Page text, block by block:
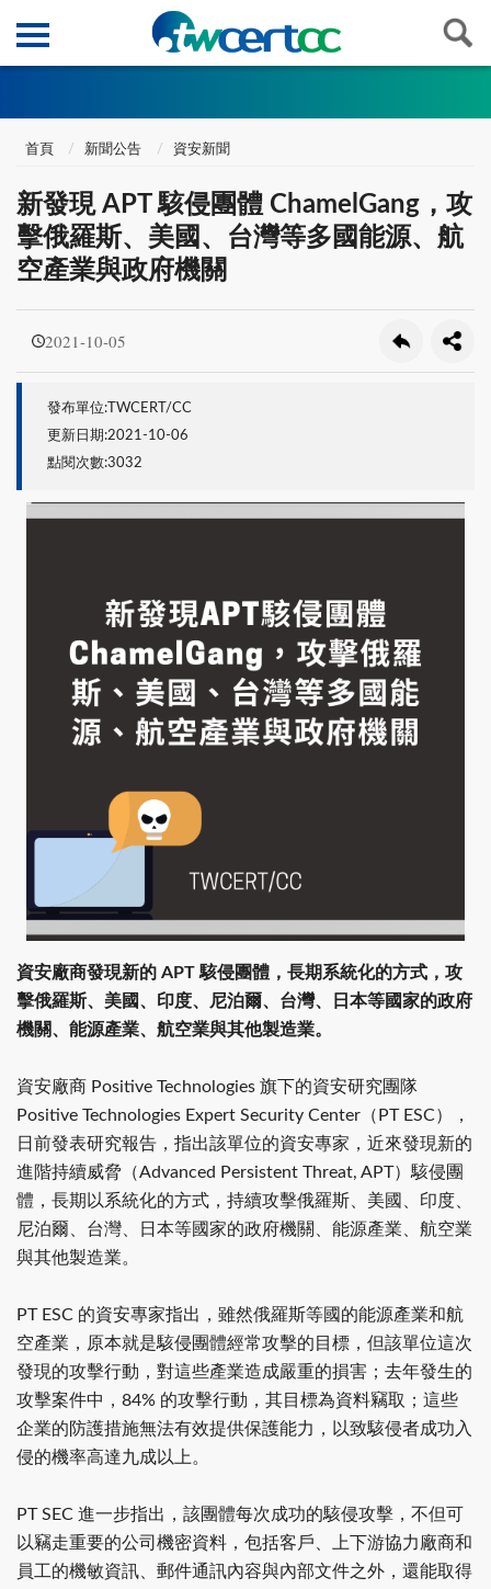
首頁 新聞公告 資安新聞
新發現 APT 駭侵團體 ChamelGang，攻
擊俄羅斯、美國、台灣等多國能源、航
空產業與政府機關
2021-10-05
發布單位:TWCERT/CC
更新日期:2021-10-06
點閱次數:3032
資安廠商發現新的 APT 駭侵團體，長期系統化的方式，攻
擊俄羅斯、美國、印度、尼泊爾、台灣、日本等國家的政府
機關、能源產業、航空業與其他製造業。
資安廠商 Positive Technologies 旗下的資安研究團隊
Positive Technologies Expert Security Center（PT ESC），
日前發表研究報告，指出該單位的資安專家，近來發現新的
進階持續威脅（Advanced Persistent Threat, APT）駭侵團
體，長期以系統化的方式，持續攻擊俄羅斯、美國、印度、
尼泊爾、台灣、日本等國家的政府機關、能源產業、航空業
與其他製造業。
PT ESC 的資安專家指出，雖然俄羅斯等國的能源產業和航
空產業，原本就是駭侵團體經常攻擊的目標，但該單位這次
發現的攻擊行動，對這些產業造成嚴重的損害；去年發生的
攻擊案件中，84% 的攻擊行動，其目標為資料竊取；這些
企業的防護措施無法有效提供保護能力，以致駭侵者成功入
侵的機率高達九成以上。
PT SEC 進一步指出，該團體每次成功的駭侵攻擊，不但可
以竊走重要的公司機密資料，包括客戶、上下游協力廠商和
員工的機敏資訊、郵件通訊內容與內部文件之外，還能取得